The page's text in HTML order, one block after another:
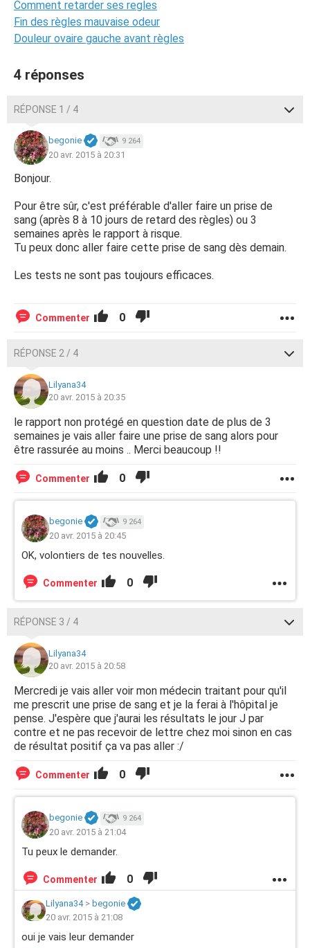
Comment retarder ses regles
Fin des règles mauvaise odeur
Douleur ovaire gauche avant règles
4 réponses
RÉPONSE 1 / 4
begonie 9 264
20 avr. 2015 à 20:31
Bonjour.
Pour être sûr, c'est préférable d'aller faire un prise de
sang (après 8 à 10 jours de retard des règles) ou 3
semaines après le rapport à risque.
Tu peux donc aller faire cette prise de sang dès demain.
Les tests ne sont pas toujours efficaces.
Commenter 0
RÉPONSE 2 / 4
Lilyana34
20 avr. 2015 à 20:35
le rapport non protégé en question date de plus de 3
semaines je vais aller faire une prise de sang alors pour
être rassurée au moins .. Merci beaucoup !!
Commenter 0
begonie 9 264
20 avr. 2015 à 20:45
OK, volontiers de tes nouvelles.
Commenter 0
RÉPONSE 3 / 4
Lilyana34
20 avr. 2015 à 20:58
Mercredi je vais aller voir mon médecin traitant pour qu'il
me prescrit une prise de sang et je la ferai à l'hôpital je
pense. J'espère que j'aurai les résultats le jour J par
contre et ne pas recevoir de lettre chez moi sinon en cas
de résultat positif ça va pas aller :/
Commenter 0
begonie 9 264
20 avr. 2015 à 21:04
Tu peux le demander.
Commenter 0
Lilyana34> begonie
20 avr. 2015 à 21:08
oui je vais leur demander